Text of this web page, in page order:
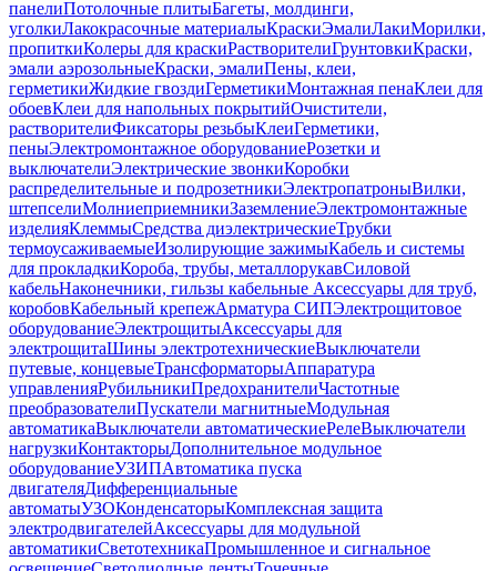
панелиПотолочные плитыБагеты, молдинги,
уголкиЛакокрасочные материалыКраскиЭмалиЛакиМорилки,
пропиткиКолеры для краскиРастворителиГрунтовкиКраски,
эмали аэрозольныеКраски, эмалиПены, клеи,
герметикиЖидкие гвоздиГерметикиМонтажная пенаКлеи для
обоевКлеи для напольных покрытийОчистители,
растворителиФиксаторы резьбыКлеиГерметики,
пеныЭлектромонтажное оборудованиеРозетки и
выключателиЭлектрические звонкиКоробки
распределительные и подрозетникиЭлектропатроныВилки,
штепселиМолниеприемникиЗаземлениеЭлектромонтажные
изделияКлеммыСредства диэлектрическиеТрубки
термоусаживаемыеИзолирующие зажимыКабель и системы
для прокладкиКороба, трубы, металлорукавСиловой
кабельНаконечники, гильзы кабельные Аксессуары для труб,
коробовКабельный крепежАрматура СИПЭлектрощитовое
оборудованиеЭлектрощитыАксессуары для
электрощитаШины электротехническиеВыключатели
путевые, концевыеТрансформаторыАппаратура
управленияРубильникиПредохранителиЧастотные
преобразователиПускатели магнитныеМодульная
автоматикаВыключатели автоматическиеРелеВыключатели
нагрузкиКонтакторыДополнительное модульное
оборудованиеУЗИПАвтоматика пуска
двигателяДифференциальные
автоматыУЗОКонденсаторыКомплексная защита
электродвигателейАксессуары для модульной
автоматикиСветотехникаПромышленное и сигнальное